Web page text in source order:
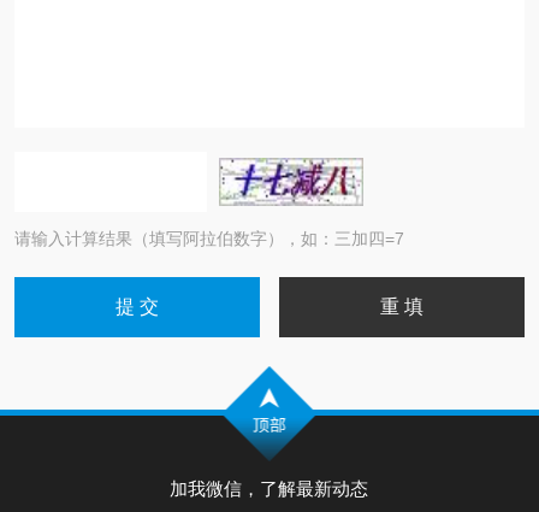
请输入计算结果（填写阿拉伯数字），如：三加四=7
加我微信，了解最新动态